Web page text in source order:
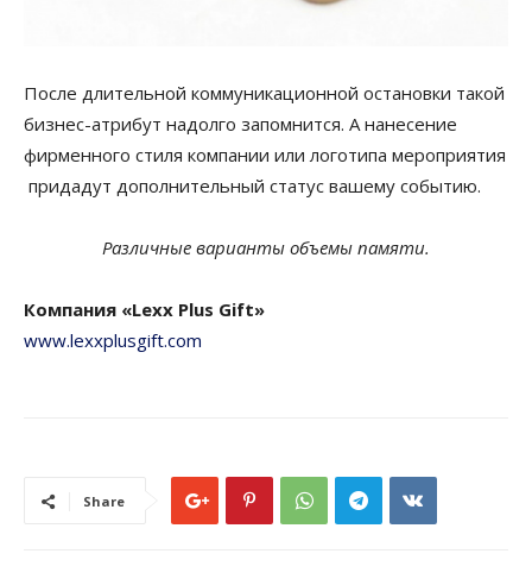
После длительной коммуникационной остановки такой
бизнес-атрибут надолго запомнится. А нанесение
фирменного стиля компании или логотипа мероприятия
придадут дополнительный статус вашему событию.
Различные варианты объемы памяти.
Компания «Lexx Plus Gift»
www.lexxplusgift.com
Share